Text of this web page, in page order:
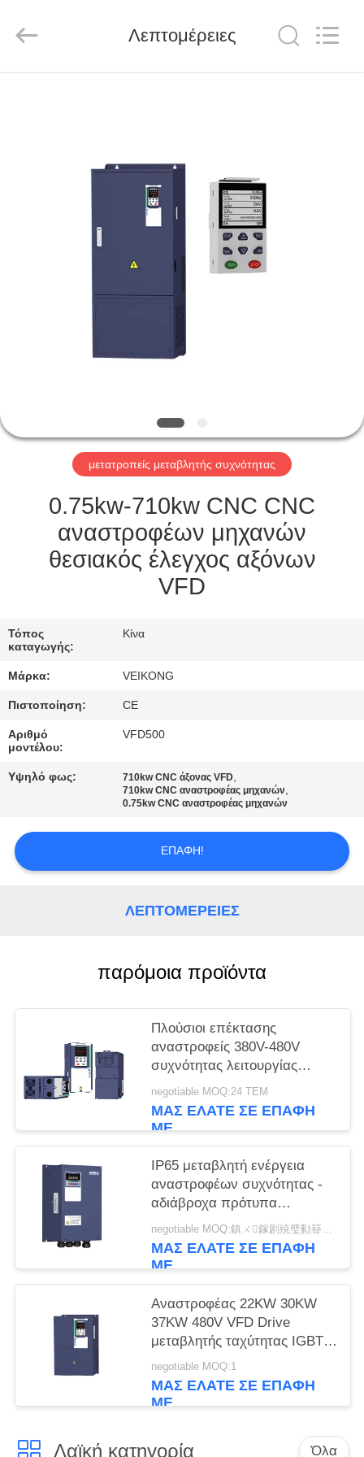
ΠΡΟΪΌΝΤΑ
ΠΟΙΟΤΙΚΌΣ
ΈΛΕΓΧΟΣ
ΕΠΙΚΟΙΝΩΝΉΣΤΕ
ΜΑΖΊ
ΖΗΤΉΣΤΕ
ΈΝΑ
ΑΠΌΣΠΑΣΜΑ
ΧΆΡΤΗΣ
ΜΥΣΤΙΚΌΤΗΤΑΣ
Co.,
Reserved.
Λεπτομέρειες
μετατροπείς μεταβλητής συχνότητας
0.75kw-710kw CNC CNC
αναστροφέων μηχανών
θεσιακός έλεγχος αξόνων
VFD
Τόπος
καταγωγής:
Κίνα
Μάρκα: VEIKONG
Πιστοποίηση: CE
Αριθμό
μοντέλου:
VFD500
Υψηλό φως: 710kw CNC άξονας VFD,
710kw CNC αναστροφέας μηχανών,
0.75kw CNC αναστροφέας μηχανών
ΕΠΑΦΉ!
ΛΕΠΤΟΜΈΡΕΙΕΣ
παρόμοια προϊόντα
Πλούσιοι επέκτασης
αναστροφείς 380V-480V
συχνότητας λειτουργίας
μεταβλητοί με τη λειτουργία
GPRS
negotiable MOQ:24 ΤΕΜ
ΜΑΣ ΕΛΆΤΕ ΣΕ ΕΠΑΦΉ
ΜΕ
IP65 μεταβλητή ενέργεια
αναστροφέων συχνότητας -
αδιάβροχα πρότυπα
αποταμίευσης
negotiable MOQ:鎮ㄨ鎵剧殑璧勬簮宸茶鍒犻櫎銆佸凡鏇村悕鎴栨殏鏃朵笉鍙敤銆
ΜΑΣ ΕΛΆΤΕ ΣΕ ΕΠΑΦΉ
ΜΕ
Αναστροφέας 22KW 30KW
37KW 480V VFD Drive
μεταβλητής ταχύτητας IGBTs
τριφασικός
negotiable MOQ:1
ΜΑΣ ΕΛΆΤΕ ΣΕ ΕΠΑΦΉ
ΜΕ
Λαϊκή κατηγορία Όλα